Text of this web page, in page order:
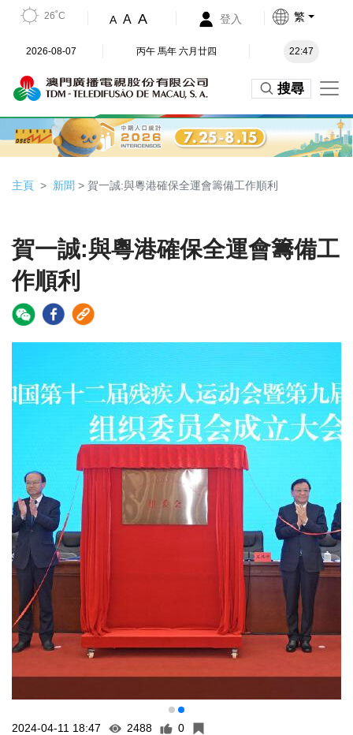
26˚C A A A 登入 繁
2026-08-07 丙午 馬年 六月廿四 22:47
搜尋
主頁 新聞 > 賀一誠:與粵港確保全運會籌備工作順利
賀一誠:與粵港確保全運會籌備工
作順利
2024-04-11 18:47 2488 0